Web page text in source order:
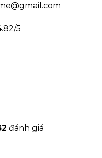
5
đánh giá